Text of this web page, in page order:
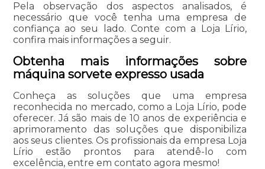
Pela observação dos aspectos analisados, é
necessário que você tenha uma empresa de
confiança ao seu lado. Conte com a Loja Lírio,
confira mais informações a seguir.
Obtenha mais informações sobre
máquina sorvete expresso usada
Conheça as soluções que uma empresa
reconhecida no mercado, como a Loja Lírio, pode
oferecer. Já são mais de 10 anos de experiência e
aprimoramento das soluções que disponibiliza
aos seus clientes. Os profissionais da empresa Loja
Lírio estão prontos para atendê-lo com
excelência, entre em contato agora mesmo!